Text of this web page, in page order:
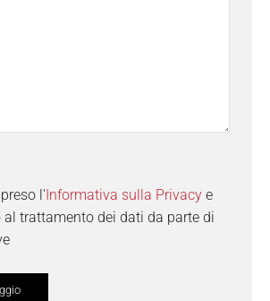
l'Informativa sulla Privacy e
al trattamento dei dati da parte di